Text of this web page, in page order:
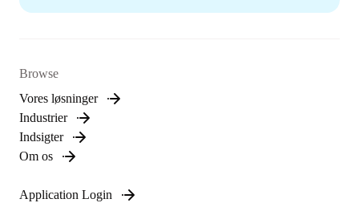
Browse
Vores løsninger
Industrier
Indsigter
Om os
Application Login